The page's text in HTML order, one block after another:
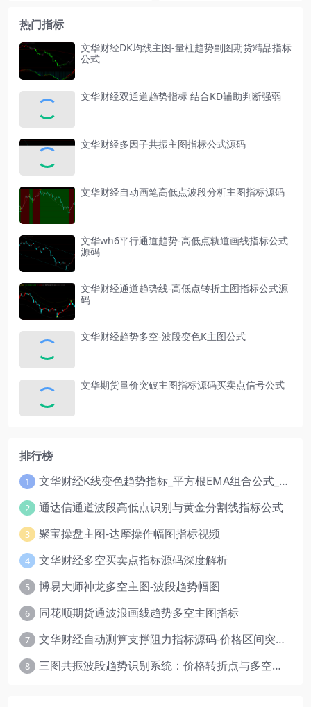
热门指标
文华财经DK均线主图-量柱趋势副图期货精品指标
公式
文华财经双通道趋势指标 结合KD辅助判断强弱
文华财经多因子共振主图指标公式源码
文华财经自动画笔高低点波段分析主图指标源码
文华wh6平行通道趋势-高低点轨道画线指标公式
源码
文华财经通道趋势线-高低点转折主图指标公式源
码
文华财经趋势多空-波段变色K主图公式
文华期货量价突破主图指标源码买卖点信号公式
排行榜
1 文华财经K线变色趋势指标_平方根EMA组合公式_红绿波段操盘指标源码
2 通达信通道波段高低点识别与黄金分割线指标公式
3 聚宝操盘主图-达摩操作幅图指标视频
4 文华财经多空买卖点指标源码深度解析
5 博易大师神龙多空主图-波段趋势幅图
6 同花顺期货通波浪画线趋势多空主图指标
7 文华财经自动测算支撑阻力指标源码-价格区间突破多空
8 三图共振波段趋势识别系统：价格转折点与多空动能分析